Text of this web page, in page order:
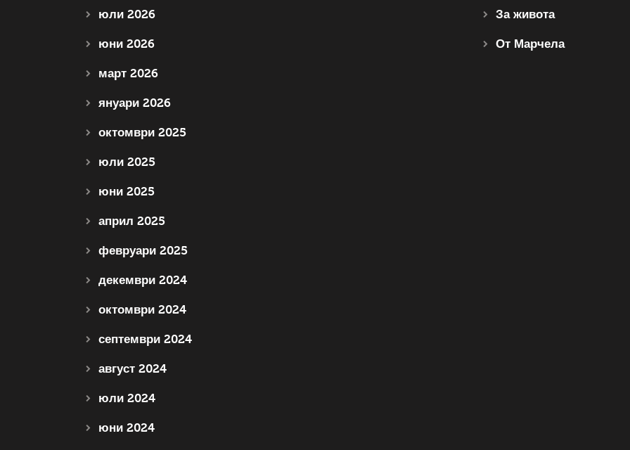
юли 2026
юни 2026
март 2026
януари 2026
октомври 2025
юли 2025
юни 2025
април 2025
февруари 2025
декември 2024
октомври 2024
септември 2024
август 2024
юли 2024
юни 2024
За живота
От Марчела